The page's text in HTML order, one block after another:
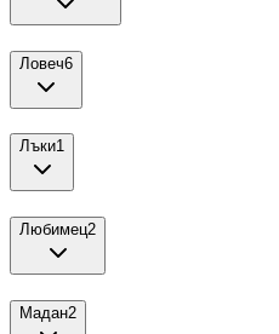
Ловеч6
Лъки1
Любимец2
Мадан2